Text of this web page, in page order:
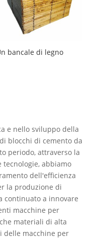
bancale di legno
e nello sviluppo della
blocchi di cemento da
periodo, attraverso la
tecnologie, abbiamo
dell'efficienza
la produzione di
continuato a innovare
macchine per
materiali di alta
delle macchine per